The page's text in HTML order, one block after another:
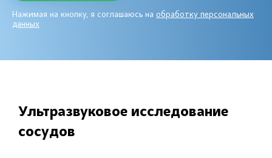
Нажимая на кнопку, я соглашаюсь на обработку персональных
данных
Ультразвуковое исследование
сосудов